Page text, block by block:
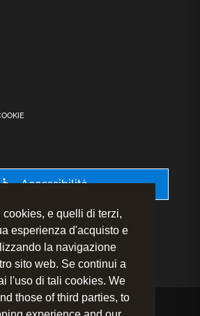
e quelli di terzi,
esperienza d'acquisto e
la navigazione
sito web. Se continui a
l'uso di tali cookies. We
those of third parties, to
Accessibilità